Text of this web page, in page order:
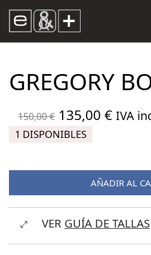
GREGORY
150,00€ El
precio
era:
150,00 €.
135,00 €El
es:
IVA
1 DISPONIBLES
AÑADIR AL
VER GUÍA DE TALLAS